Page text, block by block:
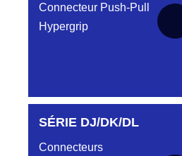
Connecteur Push-Pull
Hypergrip
Aucune pièce disponible
SÉRIE DJ/DK/DL
Connecteurs